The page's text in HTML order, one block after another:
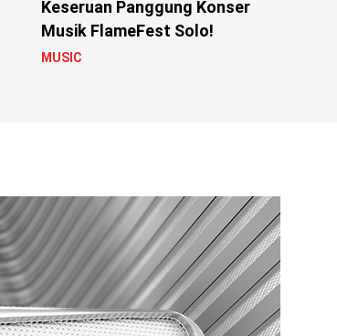
Keseruan Panggung Konser
Musik FlameFest Solo!
MUSIC